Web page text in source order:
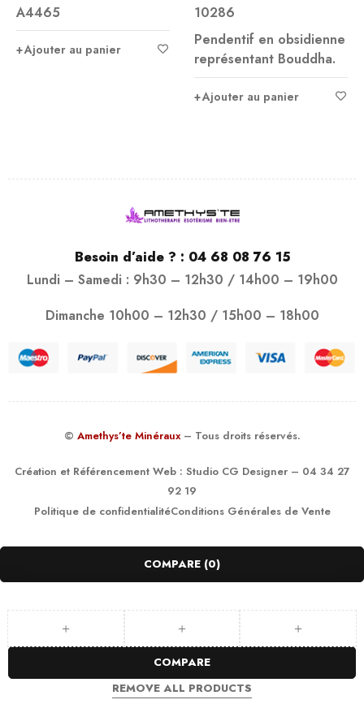
A4465
Ajouter au panier
10286
Pendentif en obsidienne
représentant Bouddha.
Ajouter au panier
Besoin d’aide ? : 04 68 08 76 15
Lundi – Samedi : 9h30 – 12h30 / 14h00 – 19h00
Dimanche 10h00 – 12h30 / 15h00 – 18h00
© Amethys’te Minéraux – Tous droits réservés.
Création et Référencement Web : Studio CG Designer– 04 34 27
92 19
Politique de confidentialitéConditions Générales de Vente
COMPARE (0)
COMPARE
REMOVE ALL PRODUCTS